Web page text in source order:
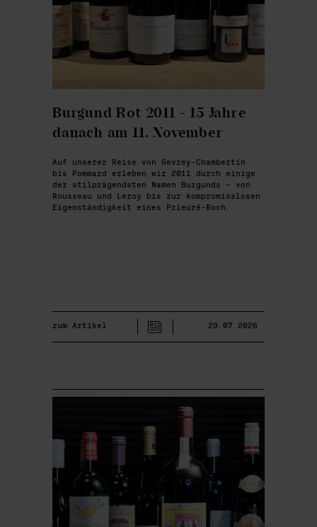
Burgund Rot 2011 - 15 Jahre
danach am 11. November
Auf unserer Reise von Gevrey-Chambertin
bis Pommard erleben wir 2011 durch einige
der stilprägendsten Namen Burgunds – von
Rousseau und Leroy bis zur kompromisslosen
Eigenständigkeit eines Prieuré-Roch.
zum Artikel 29.07.2026